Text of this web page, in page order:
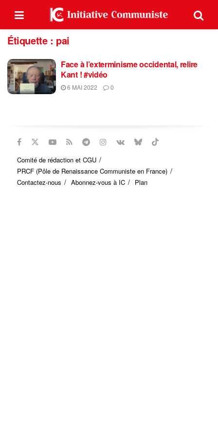
Étiquette : pai
Face à l’exterminisme occidental, relire
Kant ! #vidéo
6 MAI 2022 0
Comité de rédaction et CGU
PRCF (Pôle de Renaissance Communiste en France)
Contactez-nous
Abonnez-vous à IC Plan